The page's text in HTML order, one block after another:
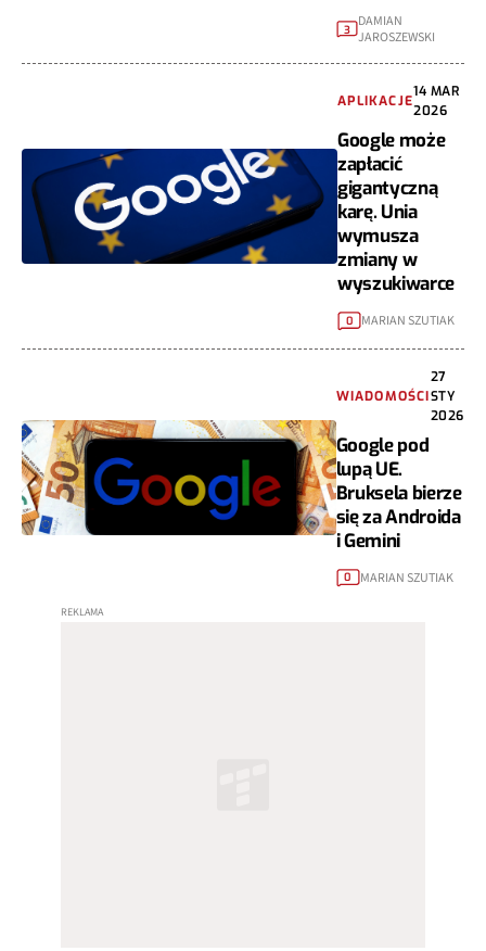
3 DAMIAN
JAROSZEWSKI
APLIKACJE
14 MAR
2026
Google może
zapłacić
gigantyczną
karę. Unia
wymusza
zmiany w
wyszukiwarce
0 MARIAN SZUTIAK
WIADOMOŚCI
27
STY
2026
Google pod
lupą UE.
Bruksela bierze
się za Androida
i Gemini
0 MARIAN SZUTIAK